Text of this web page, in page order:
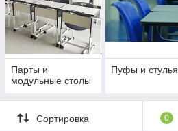
Парты и
модульные столы
Пуфы и стулья
Сортировка 0